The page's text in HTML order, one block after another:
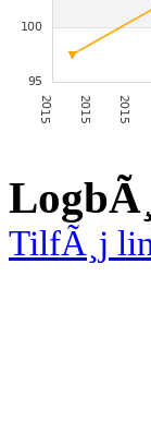
TilfÃ¸j